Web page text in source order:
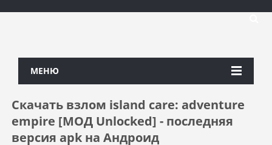
МЕНЮ
Скачать взлом island care: adventure
empire [МОД Unlocked] - последняя
версия apk на Андроид